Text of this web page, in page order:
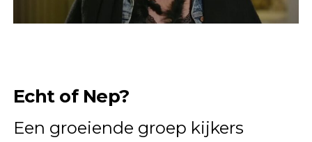
Echt of Nep?
Een groeiende groep kijkers